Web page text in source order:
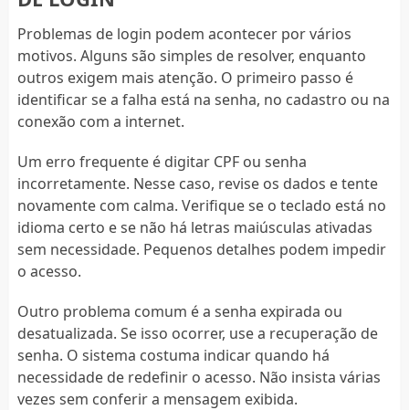
Problemas de login podem acontecer por vários
motivos. Alguns são simples de resolver, enquanto
outros exigem mais atenção. O primeiro passo é
identificar se a falha está na senha, no cadastro ou na
conexão com a internet.
Um erro frequente é digitar CPF ou senha
incorretamente. Nesse caso, revise os dados e tente
novamente com calma. Verifique se o teclado está no
idioma certo e se não há letras maiúsculas ativadas
sem necessidade. Pequenos detalhes podem impedir
o acesso.
Outro problema comum é a senha expirada ou
desatualizada. Se isso ocorrer, use a recuperação de
senha. O sistema costuma indicar quando há
necessidade de redefinir o acesso. Não insista várias
vezes sem conferir a mensagem exibida.